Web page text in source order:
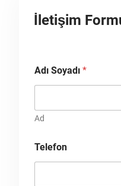
İletişim
Adı Soyadı *
Ad
Telefon